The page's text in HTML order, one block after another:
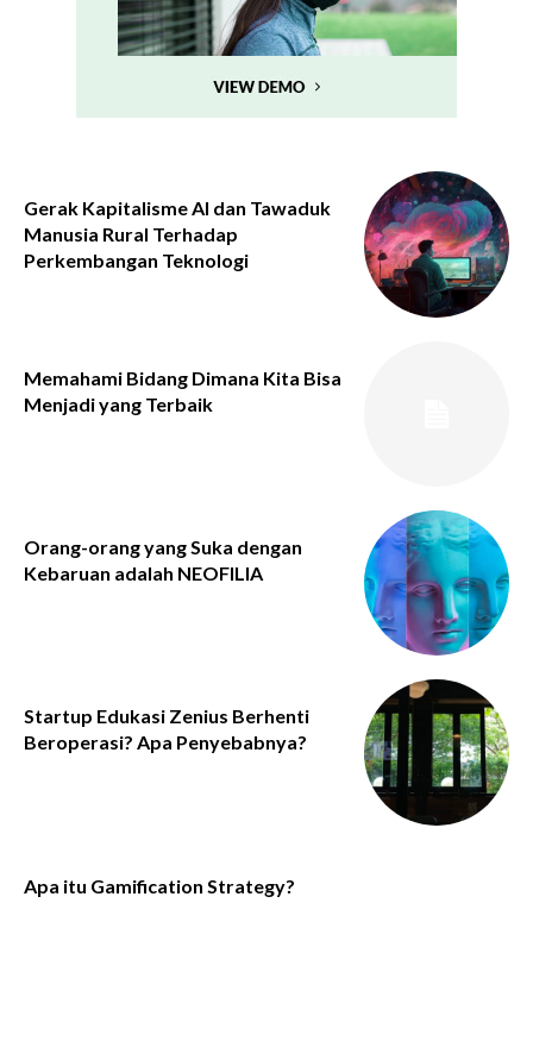
Gerak Kapitalisme AI dan Tawaduk
Manusia Rural Terhadap
Perkembangan Teknologi
Memahami Bidang Dimana Kita Bisa
Menjadi yang Terbaik
Orang-orang yang Suka dengan
Kebaruan adalah NEOFILIA
Startup Edukasi Zenius Berhenti
Beroperasi? Apa Penyebabnya?
Apa itu Gamification Strategy?